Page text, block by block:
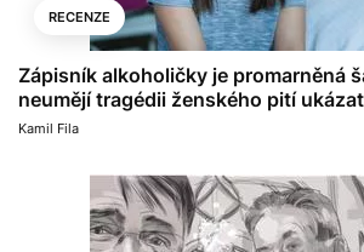
RECENZE
Zápisník alkoholičky je promarněná
neumějí tragédii ženského pití
Kamil Fila